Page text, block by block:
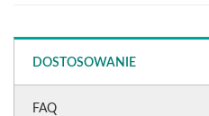
DOSTOSOWANIE
FAQ